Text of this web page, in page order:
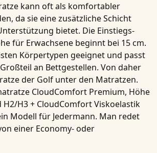
kann oft als komfortabler
da sie eine zusätzliche Schicht
bietet. Die Einstiegs-
für Erwachsene beginnt bei 15 cm.
Körpertypen geeignet und passt
an Bettgestellen. Von daher
der Golf unter den Matratzen.
CloudComfort Premium, Höhe
H2/H3 + CloudComfort Viskoelastik
Modell für Jedermann. Man redet
einer Economy- oder